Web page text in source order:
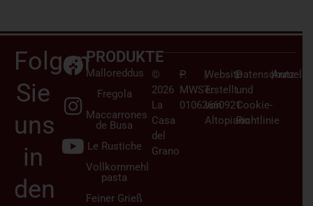
Folgen
Sie
uns
in
den
PRODUKTE
Malloreddus
Fregola
Maccarrones
de Busa
Le Rustiche
Vollkornmehl
pasta
Feiner Grieß
©
2026
La
Casa
del
Grano
–
P.
MWST.:
01062660921
|Website
erstellt
von
Altopiano
|Datenschutz
und
Cookie-
Richtlinie
|